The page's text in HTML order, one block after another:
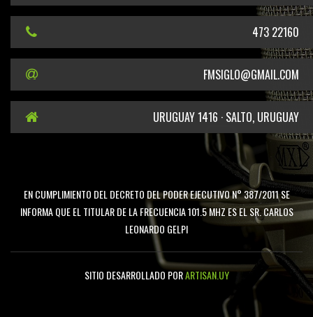
473 22160
FMSIGLO@GMAIL.COM
URUGUAY 1416 · SALTO, URUGUAY
EN CUMPLIMIENTO DEL DECRETO DEL PODER EJECUTIVO N° 387/2011 SE
INFORMA QUE EL TITULAR DE LA FRECUENCIA 101.5 MHZ ES EL SR. CARLOS
LEONARDO GELPI
SITIO DESARROLLADO PORARTISAN.UY